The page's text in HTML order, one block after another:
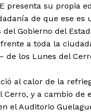
presenta su propia
de que ese es
Gobierno del
a toda la
los Lunes del
al calor de la
y a cambio de
el Auditorio